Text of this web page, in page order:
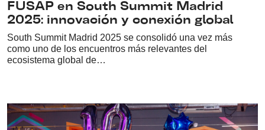
FUSAP en South Summit Madrid
2025: innovación y conexión global
South Summit Madrid 2025 se consolidó una vez más
como uno de los encuentros más relevantes del
ecosistema global de…